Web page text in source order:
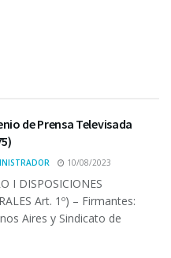
de Prensa Televisada
10/08/2023
I DISPOSICIONES
Art. 1º) – Firmantes:
Aires y Sindicato de